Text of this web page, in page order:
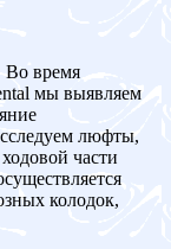
Во время
мы выявляем
люфты,
части
колодок,